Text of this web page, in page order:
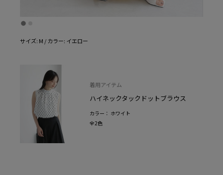
サイズ: M / カラー: イエロー
着用アイテム
ハイネックタックドットブラウス
カラー： ホワイト
全2色